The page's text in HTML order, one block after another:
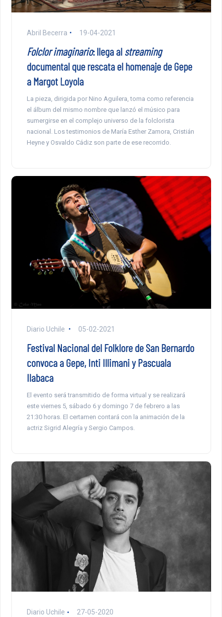
Abril Becerra 19-04-2021
Folclor imaginario: llega alstreaming
documental que rescata el homenaje de Gepe
a Margot Loyola
La pieza, dirigida por Nino Aguilera, toma como referencia
el álbum del mismo nombre que lanzó el músico para
sumergirse en el complejo universo de la folclorista
nacional. Los testimonios de María Esther Zamora, Cristián
Heyne y Osvaldo Cádiz son parte de ese recorrido.
Diario Uchile 05-02-2021
Festival Nacional del Folklore de San Bernardo
convoca a Gepe, Inti Illimani y Pascuala
Ilabaca
El evento será transmitido de forma virtual y se realizará
este viernes 5, sábado 6 y domingo 7 de febrero a las
21:30 horas. El certamen contará con la animación de la
actriz Sigrid Alegría y Sergio Campos.
Diario Uchile 27-05-2020